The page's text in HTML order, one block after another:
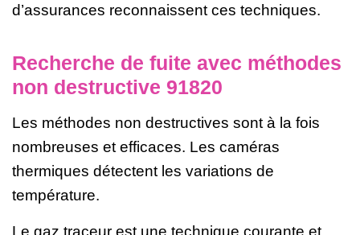
d’assurances reconnaissent ces techniques.
Recherche de fuite avec méthodes
non destructive 91820
Les méthodes non destructives sont à la fois
nombreuses et efficaces. Les caméras
thermiques détectent les variations de
température.
Le gaz traceur est une technique courante et